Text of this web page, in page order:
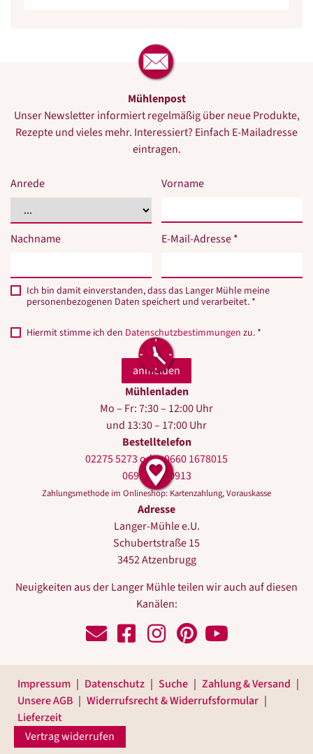
Mühlenpost
Unser Newsletter informiert regelmäßig über neue Produkte,
Rezepte und vieles mehr. Interessiert? Einfach E-Mailadresse
eintragen.
Anrede Vorname
Nachname E-Mail-Adresse *
Ich bin damit einverstanden, dass das Langer Mühle meine
personenbezogenen Daten speichert und verarbeitet. *
Hiermit stimme ich den Datenschutzbestimmungen zu. *
Mühlenladen
Mo – Fr: 7:30 – 12:00 Uhr
und 13:30 – 17:00 Uhr
Bestelltelefon
02275 5273oder0660 1678015
0699 10440913
Zahlungsmethode im Onlineshop: Kartenzahlung, Vorauskasse
Adresse
Langer-Mühle e.U.
Schubertstraße 15
3452 Atzenbrugg
Neuigkeiten aus der Langer Mühle teilen wir auch auf diesen
Kanälen:
Impressum Datenschutz Suche
Zahlung & Versand
Unsere AGB
Widerrufsrecht & Widerrufsformular
Lieferzeit
Vertrag widerrufen